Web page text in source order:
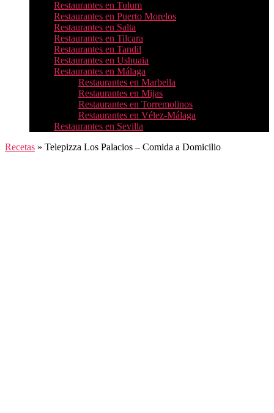
Restaurantes en Tulum
Restaurantes en Puerto Morelos
Restaurantes en Salta
Restaurantes en Tilcara
Restaurantes en Tandil
Restaurantes en Ushuaia
Restaurantes en Málaga
Restaurantes en Marbella
Restaurantes en Mijas
Restaurantes en Torremolinos
Restaurantes en Vélez-Málaga
Restaurantes en Sevilla
Recetas » Telepizza Los Palacios – Comida a Domicilio